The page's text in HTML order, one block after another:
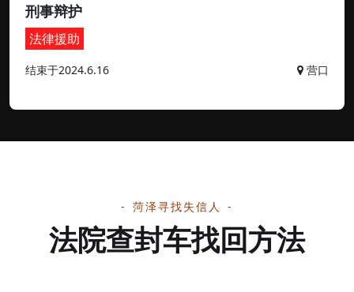
刑事辩护
法律援助
结束于2024.6.16 营口
菏泽寻找失信人
法院查封车找回方法